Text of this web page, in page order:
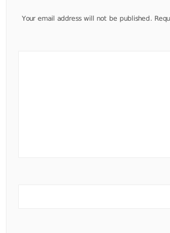
Your email address will not be published.